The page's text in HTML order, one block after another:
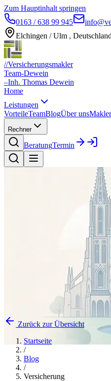
Zum Hauptinhalt springen
0163 / 638 99 945
Elchingen / Ulm , Deutschland
//Versicherungsmakler
Team-Dewein
–Inh. Thomas Dewein
Home
Leistungen
VorteileTeamBlogÜber uns
Rechner
BeratungTermin
Zurück zur Übersicht
Startseite
/
Blog
/
Versicherung